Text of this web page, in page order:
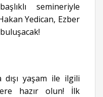
semineriyle
Yedican, Ezber
yaşam ile ilgili
hazır olun! İlk